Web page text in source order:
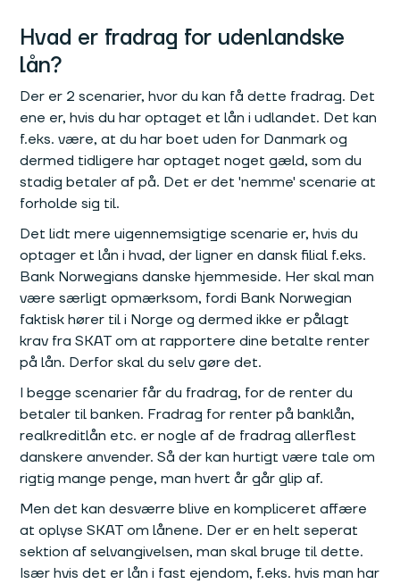
Hvad er fradrag for udenlandske
lån?
Der er 2 scenarier, hvor du kan få dette fradrag. Det
ene er, hvis du har optaget et lån i udlandet. Det kan
f.eks. være, at du har boet uden for Danmark og
dermed tidligere har optaget noget gæld, som du
stadig betaler af på. Det er det 'nemme' scenarie at
forholde sig til.
Det lidt mere uigennemsigtige scenarie er, hvis du
optager et lån i hvad, der ligner en dansk filial f.eks.
Bank Norwegians danske hjemmeside. Her skal man
være særligt opmærksom, fordi Bank Norwegian
faktisk hører til i Norge og dermed ikke er pålagt
krav fra SKAT om at rapportere dine betalte renter
på lån. Derfor skal du selv gøre det.
I begge scenarier får du fradrag, for de renter du
betaler til banken. Fradrag for renter på banklån,
realkreditlån etc. er nogle af de fradrag allerflest
danskere anvender. Så der kan hurtigt være tale om
rigtig mange penge, man hvert år går glip af.
Men det kan desværre blive en kompliceret affære
at oplyse SKAT om lånene. Der er en helt seperat
sektion af selvangivelsen, man skal bruge til dette.
Især hvis det er lån i fast ejendom, f.eks. hvis man har